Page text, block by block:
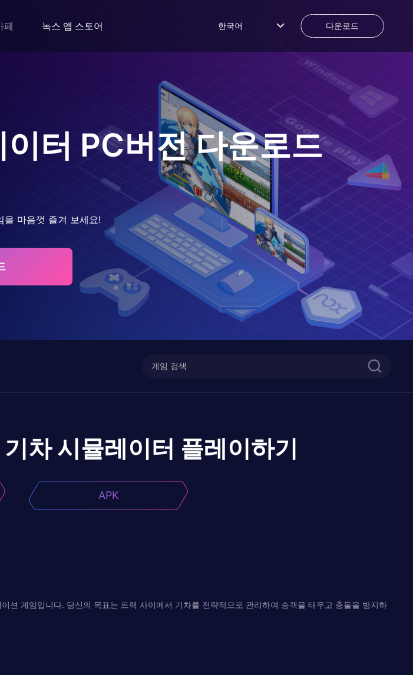
페 녹스 앱 스토어 한국어 다운로드
터 PC버전 다운로드
을 마음껏 즐겨 보세요!
차 시뮬레이터 플레이하기
APK
게임입니다. 당신의 목표는 트랙 사이에서 기차를 전략적으로 관리하여 승객을 태우고 충돌을 방지하